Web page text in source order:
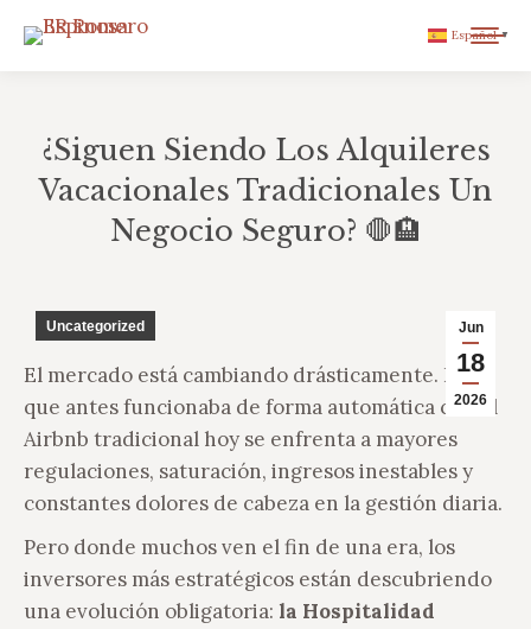
¿Siguen Siendo Los Alquileres
Vacacionales Tradicionales Un
Negocio Seguro? 🛑🏨
Jun
18
2026
Uncategorized
El mercado está cambiando drásticamente. Lo
que antes funcionaba de forma automática con el
Airbnb tradicional hoy se enfrenta a mayores
regulaciones, saturación, ingresos inestables y
constantes dolores de cabeza en la gestión diaria.
Pero donde muchos ven el fin de una era, los
inversores más estratégicos están descubriendo
una evolución obligatoria: la Hospitalidad
Español ▼